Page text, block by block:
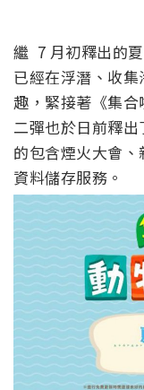
繼 7 月初釋出的
已經在浮潛、收
趣，緊接著《集
二彈也於日前釋
的包含煙火大會
資料儲存服務。